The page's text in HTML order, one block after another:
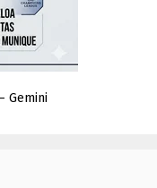
Gemini